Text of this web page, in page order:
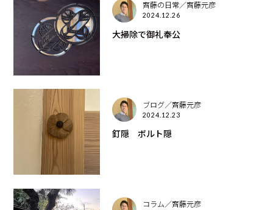
齊藤の日常／齊藤元彦
2024.12.26
大掃除で御礼奉公
ブログ／齊藤元彦
2024.12.23
釘隠 ボルト隠
コラム／齊藤元彦